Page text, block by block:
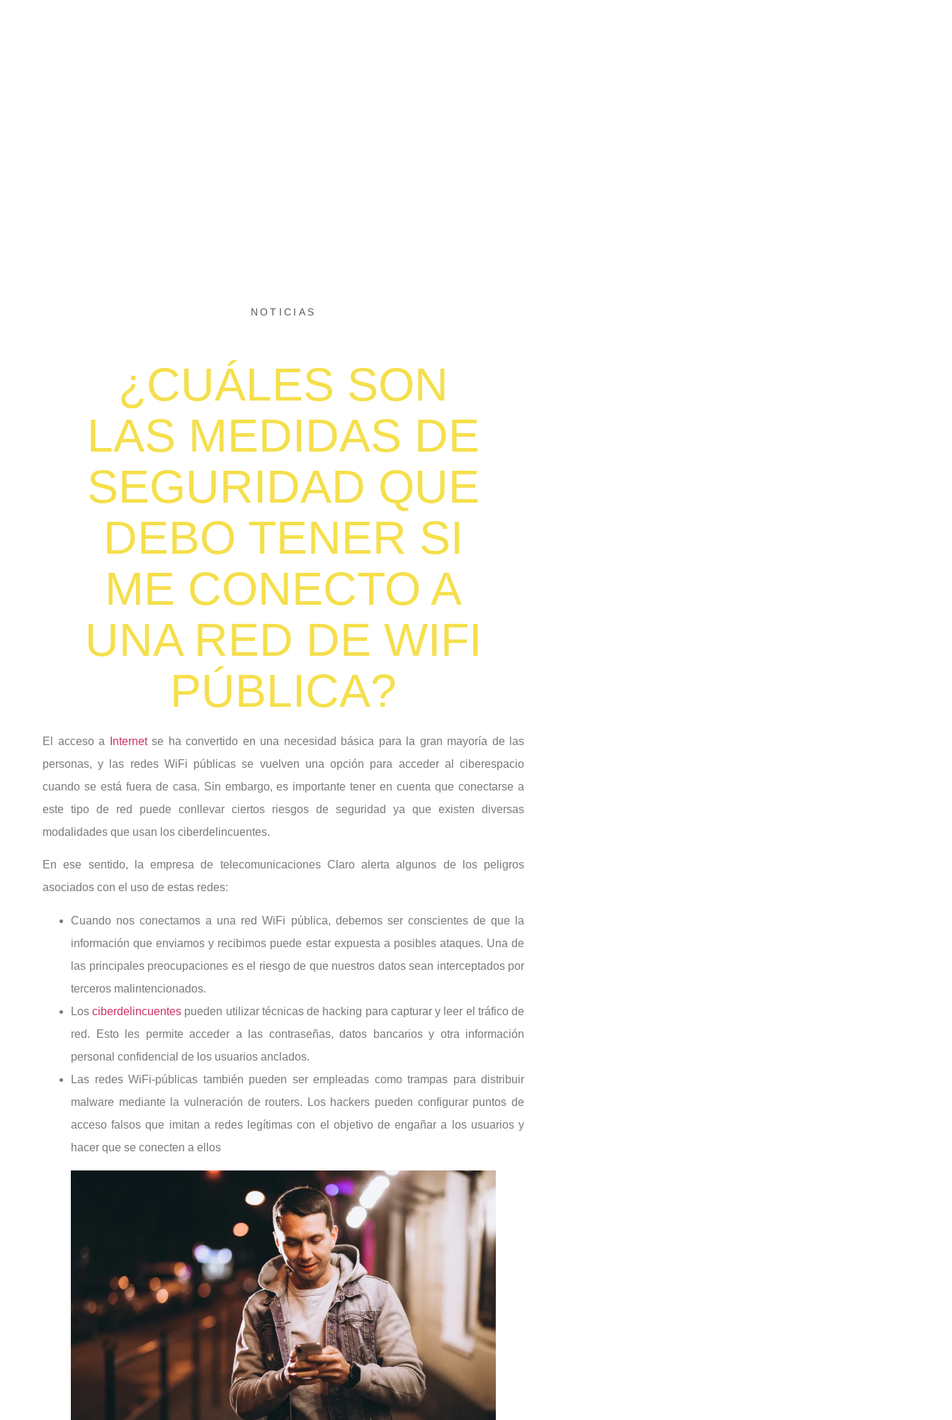
NOTICIAS
¿CUÁLES SON
LAS MEDIDAS DE
SEGURIDAD QUE
DEBO TENER SI
ME CONECTO A
UNA RED DE WIFI
PÚBLICA?
El acceso a Internetse ha convertido en una necesidad básica para la gran mayoría de las
personas, y las redes WiFi públicas se vuelven una opción para acceder al ciberespacio
cuando se está fuera de casa. Sin embargo, es importante tener en cuenta que conectarse a
este tipo de red puede conllevar ciertos riesgos de seguridad ya que existen diversas
modalidades que usan los ciberdelincuentes.
En ese sentido, la empresa de telecomunicaciones Claro alerta algunos de los peligros
asociados con el uso de estas redes:
Cuando nos conectamos a una red WiFi pública, debemos ser conscientes de que la
información que enviamos y recibimos puede estar expuesta a posibles ataques. Una de
las principales preocupaciones es el riesgo de que nuestros datos sean interceptados por
terceros malintencionados.
Losciberdelincuentes pueden utilizar técnicas de hacking para capturar y leer el tráfico de
red. Esto les permite acceder a las contraseñas, datos bancarios y otra información
personal confidencial de los usuarios anclados.
Las redes WiFi-públicas también pueden ser empleadas como trampas para distribuir
malware mediante la vulneración de routers. Los hackers pueden configurar puntos de
acceso falsos que imitan a redes legítimas con el objetivo de engañar a los usuarios y
hacer que se conecten a ellos